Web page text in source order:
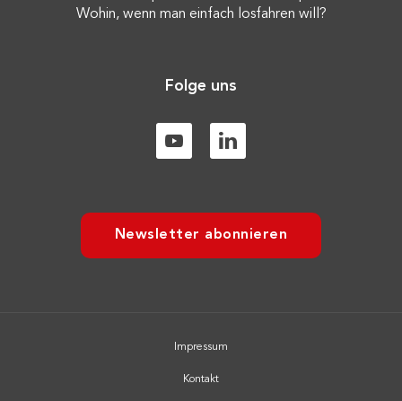
Wohin, wenn man einfach losfahren will?
Folge uns
Newsletter abonnieren
Impressum
Kontakt